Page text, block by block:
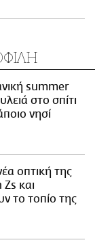
summer
στο σπίτι
νησί
οπτική της
και
το τοπίο της